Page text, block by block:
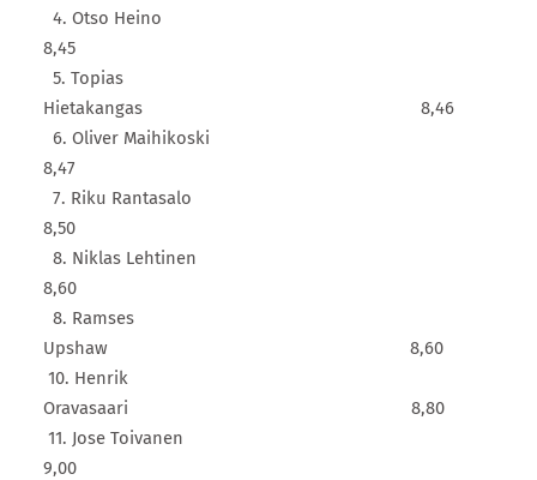
4. Otso Heino
8,45
5. Topias
Hietakangas 8,46
6. Oliver Maihikoski
8,47
7. Riku Rantasalo
8,50
8. Niklas Lehtinen
8,60
8. Ramses
Upshaw 8,60
10. Henrik
Oravasaari 8,80
11. Jose Toivanen
9,00